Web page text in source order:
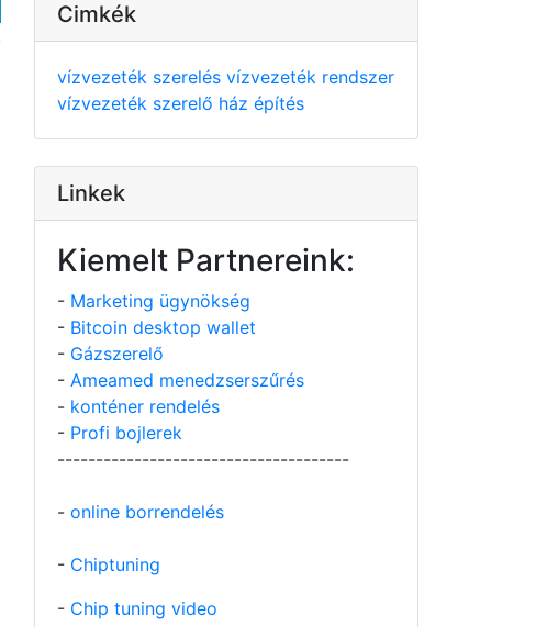
Cimkék
vízvezeték szerelés vízvezeték rendszer
vízvezeték szerelő ház építés
Linkek
Kiemelt Partnereink:
- Marketing ügynökség
- Bitcoin desktop wallet
- Gázszerelő
- Ameamed menedzserszűrés
- konténer rendelés
- Profi bojlerek
--------------------------------------
- online borrendelés
- Chiptuning
- Chip tuning video